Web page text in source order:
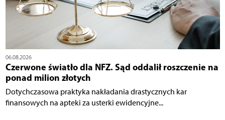
06.08.2026
Czerwone światło dla NFZ. Sąd oddalił roszczenie na
ponad milion złotych
Dotychczasowa praktyka nakładania drastycznych kar
finansowych na apteki za usterki ewidencyjne...